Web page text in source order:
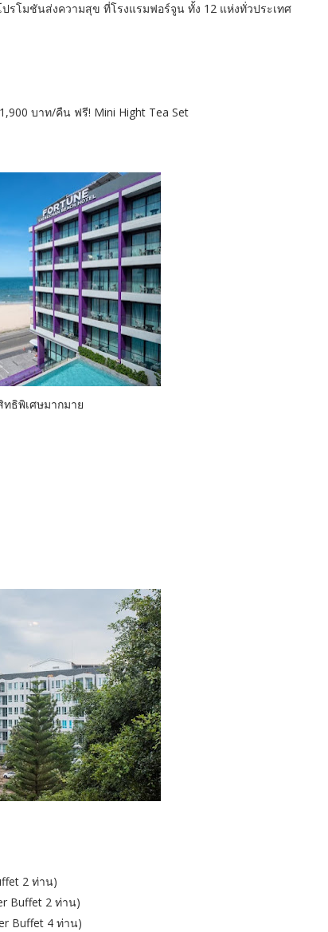
รโมชันส่งความสุข ที่โรงแรมฟอร์จูน ทั้ง 12 แห่งทั่วประเทศ
บาท/คืน ฟรี! Mini Hight Tea Set
ทธิพิเศษมากมาย
2 ท่าน)
Buffet 2 ท่าน)
Buffet 4 ท่าน)